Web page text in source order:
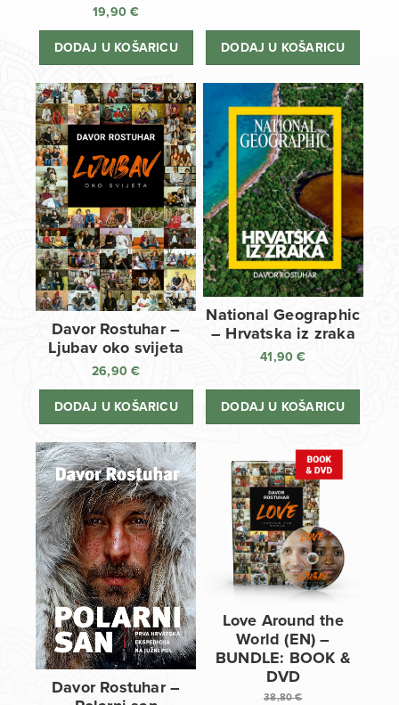
19,90€
DODAJ U KOŠARICU
38,80 €.
34,90 €.
DODAJ U KOŠARICU
Davor Rostuhar –
Ljubav oko svijeta
26,90€
DODAJ U KOŠARICU
National Geographic
– Hrvatska iz zraka
41,90€
DODAJ U KOŠARICU
Davor Rostuhar –
Love Around the
World (EN) –
BUNDLE: BOOK &
DVD
38,80€